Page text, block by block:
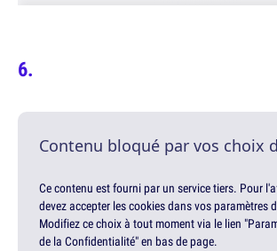
Contenu bloqué par vos choix
Ce contenu est fourni par un service tiers. Pour
devez accepter les cookies dans vos paramètres
Modifiez ce choix à tout moment via le lien
de la Confidentialité" en bas de page.